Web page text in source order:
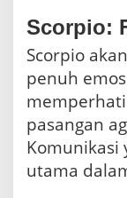
Scorpio:
Scorpio
penuh
pasangan
Komunikasi
utama